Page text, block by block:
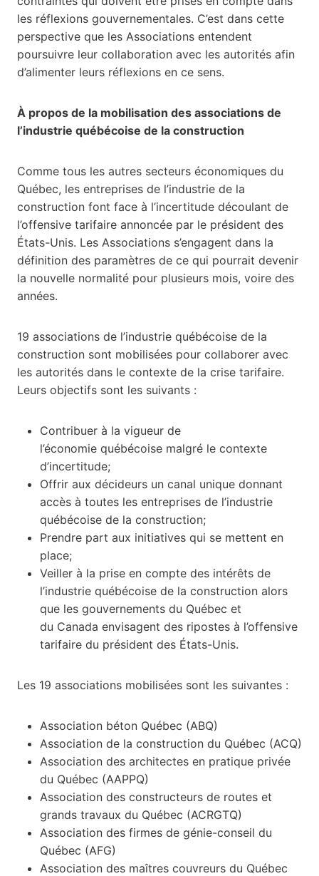
les réflexions gouvernementales. C’est dans cette
perspective que les Associations entendent
poursuivre leur collaboration avec les autorités afin
d’alimenter leurs réflexions en ce sens.
À propos de la mobilisation des associations de
l’industrie québécoise de la construction
Comme tous les autres secteurs économiques du
Québec, les entreprises de l’industrie de la
construction font face à l’incertitude découlant de
l’offensive tarifaire annoncée par le président des
États-Unis. Les Associations s’engagent dans la
définition des paramètres de ce qui pourrait devenir
la nouvelle normalité pour plusieurs mois, voire des
années.
19 associations de l’industrie québécoise de la
construction sont mobilisées pour collaborer avec
les autorités dans le contexte de la crise tarifaire.
Leurs objectifs sont les suivants :
Contribuer à la vigueur de
l’économie québécoise malgré le contexte
d’incertitude;
Offrir aux décideurs un canal unique donnant
accès à toutes les entreprises de l’industrie
québécoise de la construction;
Prendre part aux initiatives qui se mettent en
place;
Veiller à la prise en compte des intérêts de
l’industrie québécoise de la construction alors
que les gouvernements du Québec et
du Canada envisagent des ripostes à l’offensive
tarifaire du président des États-Unis.
Les 19 associations mobilisées sont les suivantes :
Association béton Québec (ABQ)
Association de la construction du Québec (ACQ)
Association des architectes en pratique privée
du Québec (AAPPQ)
Association des constructeurs de routes et
grands travaux du Québec (ACRGTQ)
Association des firmes de génie-conseil du
Québec (AFG)
Association des maîtres couvreurs du Québec